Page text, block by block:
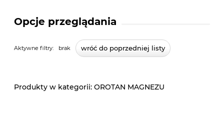
Opcje przeglądania
Aktywne filtry: brak wróć do poprzedniej listy
OROTAN MAGNEZU